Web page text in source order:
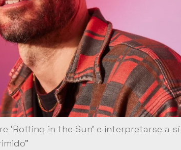
‘Rotting in the Sun’ e interpretarse a